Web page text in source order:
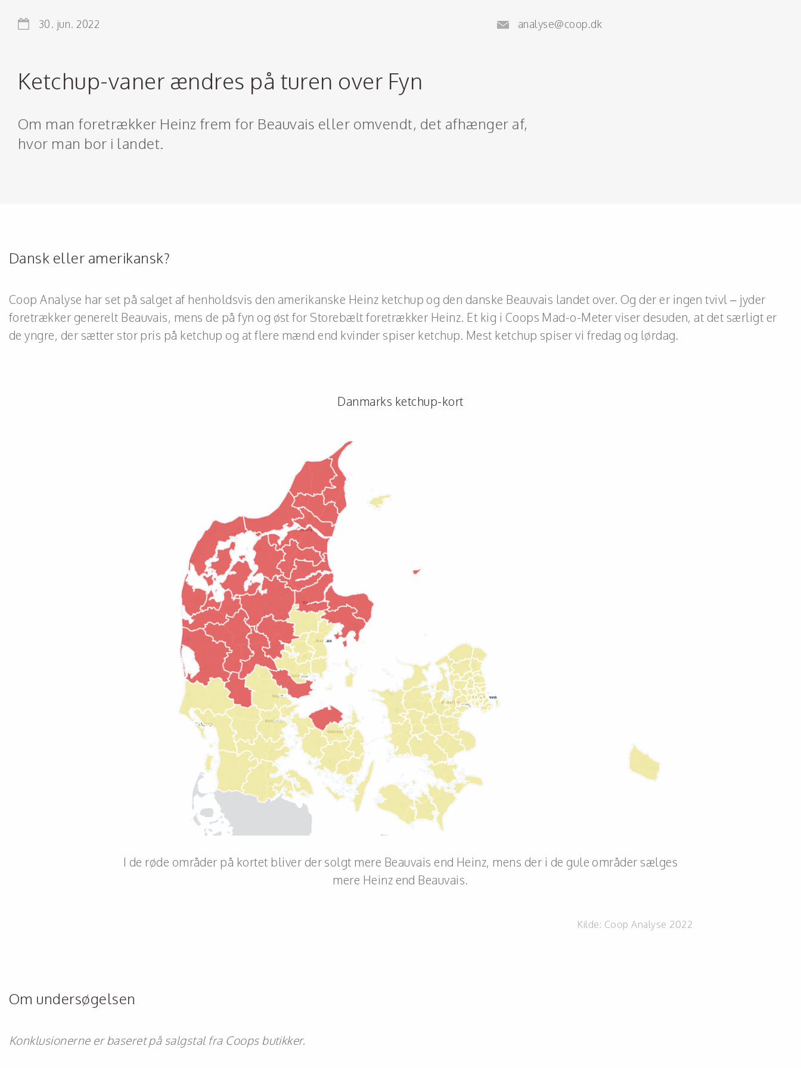
30. jun. 2022 analyse@coop.dk
Ketchup-vaner ændres på turen over Fyn
Om man foretrækker Heinz frem for Beauvais eller omvendt, det afhænger af,
hvor man bor i landet.
Dansk eller amerikansk?
Coop Analyse har set på salget af henholdsvis den amerikanske Heinz ketchup og den danske Beauvais landet over. Og der er ingen tvivl – jyder
foretrækker generelt Beauvais, mens de på fyn og øst for Storebælt foretrækker Heinz. Et kig i Coops Mad-o-Meter viser desuden, at det særligt er
de yngre, der sætter stor pris på ketchup og at flere mænd end kvinder spiser ketchup. Mest ketchup spiser vi fredag og lørdag.
Danmarks ketchup-kort
I de røde områder på kortet bliver der solgt mere Beauvais end Heinz, mens der i de gule områder sælges
mere Heinz end Beauvais.
Kilde: Coop Analyse 2022
Om undersøgelsen
Konklusionerne er baseret på salgstal fra Coops butikker.